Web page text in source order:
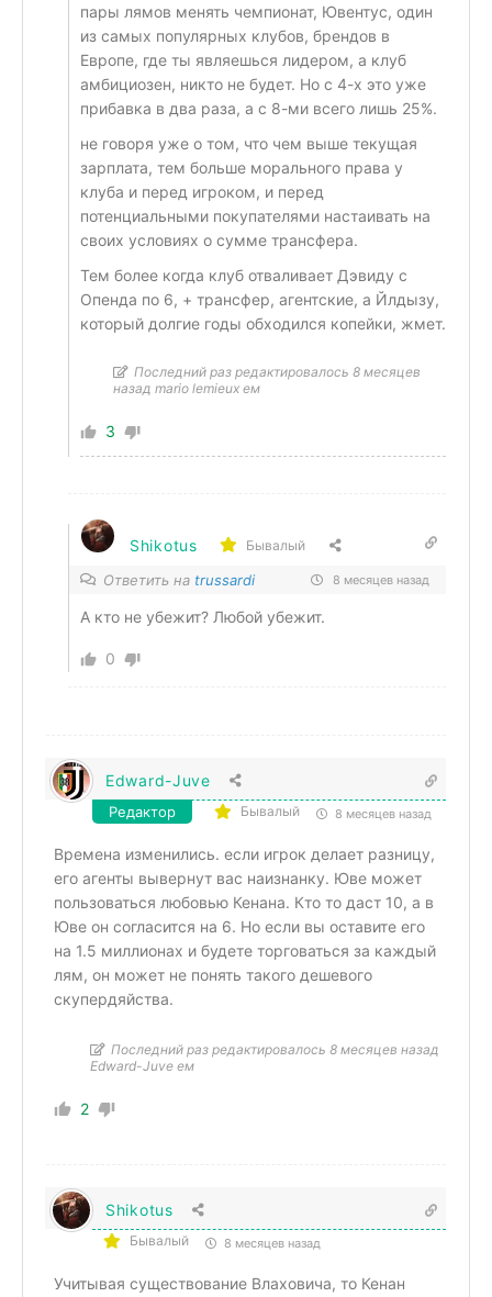
пары лямов менять чемпионат, Ювентус, один
из самых популярных клубов, брендов в
Европе, где ты являешься лидером, а клуб
амбициозен, никто не будет. Но с 4-х это уже
прибавка в два раза, а с 8-ми всего лишь 25%.
не говоря уже о том, что чем выше текущая
зарплата, тем больше морального права у
клуба и перед игроком, и перед
потенциальными покупателями настаивать на
своих условиях о сумме трансфера.
Тем более когда клуб отваливает Дэвиду с
Опенда по 6, + трансфер, агентские, а Йлдызу,
который долгие годы обходился копейки, жмет.
Последний раз редактировалось 8 месяцев
назад mario lemieux ем
3
Shikotus Бывалый
Ответить на trussardi 8 месяцев назад
А кто не убежит? Любой убежит.
0
Edward-Juve
Редактор Бывалый 8 месяцев назад
Времена изменились. если игрок делает разницу,
его агенты вывернут вас наизнанку. Юве может
пользоваться любовью Кенана. Кто то даст 10, а в
Юве он согласится на 6. Но если вы оставите его
на 1.5 миллионах и будете торговаться за каждый
лям, он может не понять такого дешевого
скупердяйства.
Последний раз редактировалось 8 месяцев назад
Edward-Juve ем
2
Shikotus
Бывалый 8 месяцев назад
Учитывая существование Влаховича, то Кенан